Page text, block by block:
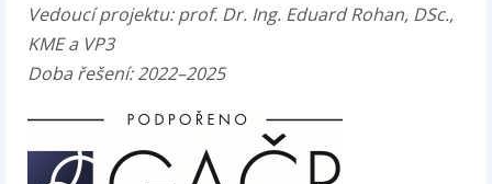
Vedoucí projektu:prof. Dr. Ing. Eduard Rohan, DSc.,
KME a VP3
Doba řešení: 2022–2025